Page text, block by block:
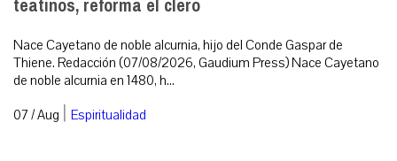
Nace Cayetano de noble alcurnia, hijo del Conde Gaspar de
Thiene. Redacción (07/08/2026, Gaudium Press) Nace Cayetano
de noble alcurnia en 1480, h...
07 / Aug | Espiritualidad